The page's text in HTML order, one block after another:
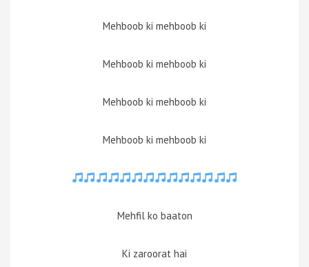
Mehboob ki mehboob ki
Mehboob ki mehboob ki
Mehboob ki mehboob ki
Mehboob ki mehboob ki
Mehfil ko baaton
Ki zaroorat hai